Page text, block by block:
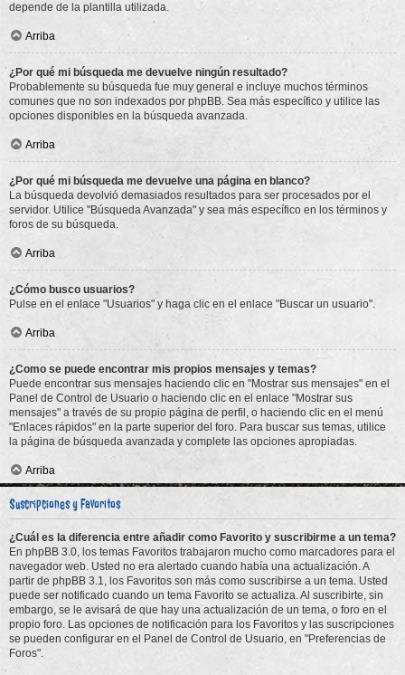
depende de la plantilla utilizada.
Arriba
¿Por qué mi búsqueda me devuelve ningún resultado?
Probablemente su búsqueda fue muy general e incluye muchos términos
comunes que no son indexados por phpBB. Sea más específico y utilice las
opciones disponibles en la búsqueda avanzada.
Arriba
¿Por qué mi búsqueda me devuelve una página en blanco?
La búsqueda devolvió demasiados resultados para ser procesados por el
servidor. Utilice "Búsqueda Avanzada" y sea más específico en los términos y
foros de su búsqueda.
Arriba
¿Cómo busco usuarios?
Pulse en el enlace "Usuarios" y haga clic en el enlace "Buscar un usuario".
Arriba
¿Como se puede encontrar mis propios mensajes y temas?
Puede encontrar sus mensajes haciendo clic en "Mostrar sus mensajes" en el
Panel de Control de Usuario o haciendo clic en el enlace "Mostrar sus
mensajes" a través de su propio página de perfil, o haciendo clic en el menú
"Enlaces rápidos" en la parte superior del foro. Para buscar sus temas, utilice
la página de búsqueda avanzada y complete las opciones apropiadas.
Arriba
Suscripciones y Favoritos
¿Cuál es la diferencia entre añadir como Favorito y suscribirme a un tema?
En phpBB 3.0, los temas Favoritos trabajaron mucho como marcadores para el
navegador web. Usted no era alertado cuando había una actualización. A
partir de phpBB 3.1, los Favoritos son más como suscribirse a un tema. Usted
puede ser notificado cuando un tema Favorito se actualiza. Al suscribirte, sin
embargo, se le avisará de que hay una actualización de un tema, o foro en el
propio foro. Las opciones de notificación para los Favoritos y las suscripciones
se pueden configurar en el Panel de Control de Usuario, en "Preferencias de
Foros".